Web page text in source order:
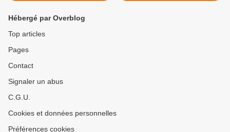
Hébergé par Overblog
Top articles
Pages
Contact
Signaler un abus
C.G.U.
Cookies et données personnelles
Préférences cookies